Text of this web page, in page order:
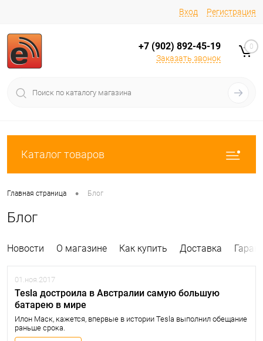
Вход Регистрация
+7 (902) 892-45-19
Заказать звонок
0
Каталог товаров
Главная страница • Блог
Блог
Новости О магазине Как купить Доставка
01.ноя.2017
Tesla достроила в Австралии самую большую
батарею в мире
Илон Маск, кажется, впервые в истории Tesla выполнил обещание
раньше срока.